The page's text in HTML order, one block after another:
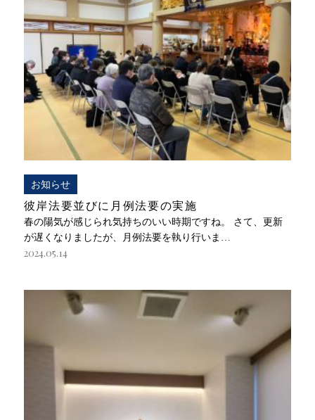
お知らせ
彼岸法要並びに月例法要の実施
春の陽気が感じられ気持ちのいい時期ですね。 さて、更新
が遅くなりましたが、月例法要を執り行いま…
2024.05.14